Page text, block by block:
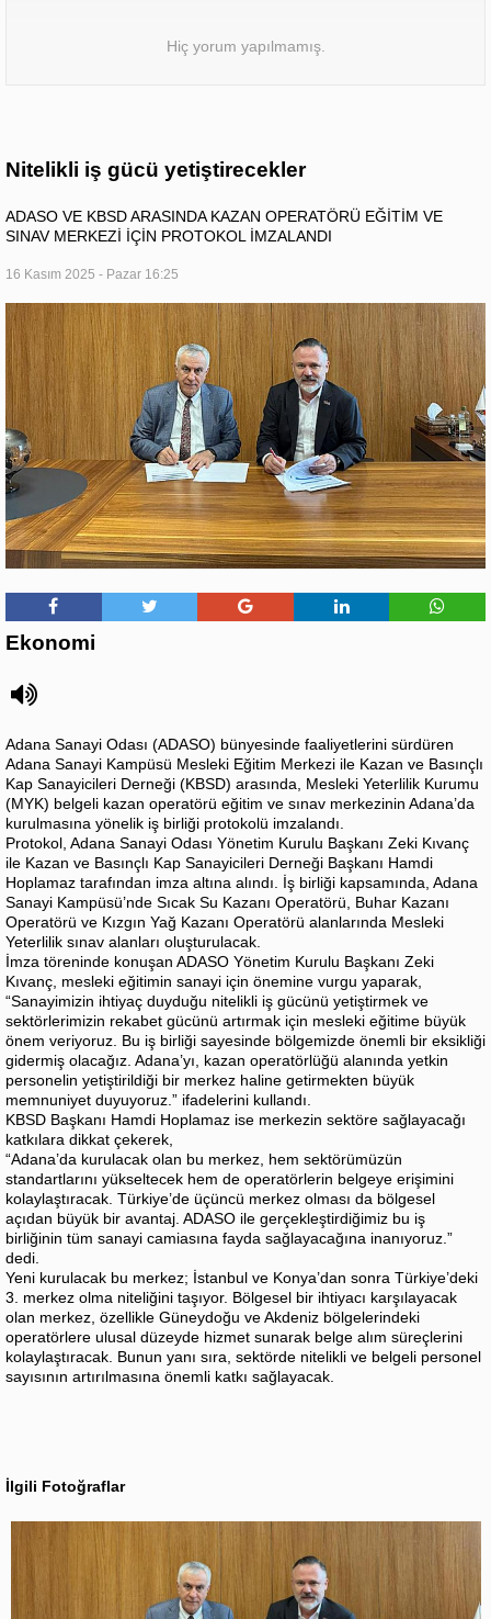
Hiç yorum yapılmamış.
Nitelikli iş gücü yetiştirecekler
ADASO VE KBSD ARASINDA KAZAN OPERATÖRÜ EĞİTİM VE
SINAV MERKEZİ İÇİN PROTOKOL İMZALANDI
16 Kasım 2025 - Pazar 16:25
Ekonomi
Adana Sanayi Odası (ADASO) bünyesinde faaliyetlerini sürdüren
Adana Sanayi Kampüsü Mesleki Eğitim Merkezi ile Kazan ve Basınçlı
Kap Sanayicileri Derneği (KBSD) arasında, Mesleki Yeterlilik Kurumu
(MYK) belgeli kazan operatörü eğitim ve sınav merkezinin Adana’da
kurulmasına yönelik iş birliği protokolü imzalandı.
Protokol, Adana Sanayi Odası Yönetim Kurulu Başkanı Zeki Kıvanç
ile Kazan ve Basınçlı Kap Sanayicileri Derneği Başkanı Hamdi
Hoplamaz tarafından imza altına alındı. İş birliği kapsamında, Adana
Sanayi Kampüsü’nde Sıcak Su Kazanı Operatörü, Buhar Kazanı
Operatörü ve Kızgın Yağ Kazanı Operatörü alanlarında Mesleki
Yeterlilik sınav alanları oluşturulacak.
İmza töreninde konuşan ADASO Yönetim Kurulu Başkanı Zeki
Kıvanç, mesleki eğitimin sanayi için önemine vurgu yaparak,
“Sanayimizin ihtiyaç duyduğu nitelikli iş gücünü yetiştirmek ve
sektörlerimizin rekabet gücünü artırmak için mesleki eğitime büyük
önem veriyoruz. Bu iş birliği sayesinde bölgemizde önemli bir eksikliği
gidermiş olacağız. Adana’yı, kazan operatörlüğü alanında yetkin
personelin yetiştirildiği bir merkez haline getirmekten büyük
memnuniyet duyuyoruz.” ifadelerini kullandı.
KBSD Başkanı Hamdi Hoplamaz ise merkezin sektöre sağlayacağı
katkılara dikkat çekerek,
“Adana’da kurulacak olan bu merkez, hem sektörümüzün
standartlarını yükseltecek hem de operatörlerin belgeye erişimini
kolaylaştıracak. Türkiye’de üçüncü merkez olması da bölgesel
açıdan büyük bir avantaj. ADASO ile gerçekleştirdiğimiz bu iş
birliğinin tüm sanayi camiasına fayda sağlayacağına inanıyoruz.”
dedi.
Yeni kurulacak bu merkez; İstanbul ve Konya’dan sonra Türkiye’deki
3. merkez olma niteliğini taşıyor. Bölgesel bir ihtiyacı karşılayacak
olan merkez, özellikle Güneydoğu ve Akdeniz bölgelerindeki
operatörlere ulusal düzeyde hizmet sunarak belge alım süreçlerini
kolaylaştıracak. Bunun yanı sıra, sektörde nitelikli ve belgeli personel
sayısının artırılmasına önemli katkı sağlayacak.
İlgili Fotoğraflar